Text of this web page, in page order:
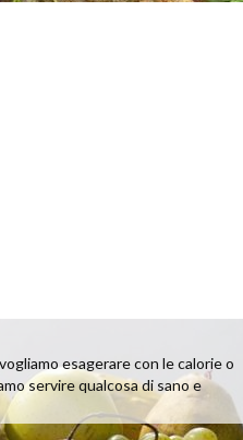
esagerare con le calorie o
servire qualcosa di sano e